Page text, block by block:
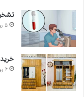
5 روز پیش
6 روز پیش